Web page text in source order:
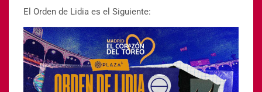
El Orden de Lidia es el Siguiente: